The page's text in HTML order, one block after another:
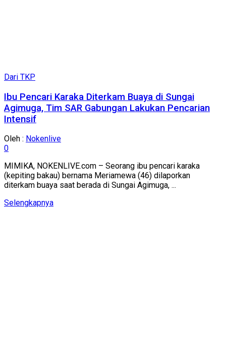
Dari TKP
Ibu Pencari Karaka Diterkam Buaya di Sungai
Agimuga, Tim SAR Gabungan Lakukan Pencarian
Intensif
Oleh : Nokenlive
0
MIMIKA, NOKENLIVE.com – Seorang ibu pencari karaka
(kepiting bakau) bernama Meriamewa (46) dilaporkan
diterkam buaya saat berada di Sungai Agimuga, ...
SelengkapnyaDetails